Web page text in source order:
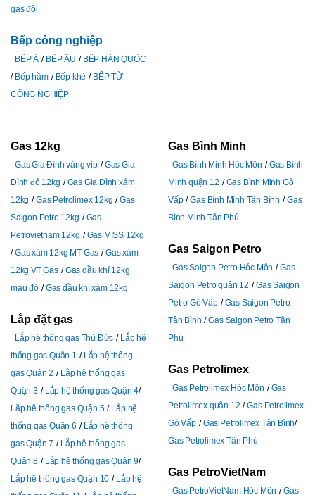
gas đôi
Bếp công nghiệp
BẾP Á BẾP ÂU
BẾP HÀN QUỐC
Bếp hầm
Bếp khè
BẾP TỪ
CÔNG NGHIỆP
Gas 12kg
Gas Gia Đình vàng vip
Gas Gia
Đình đỏ 12kg
Gas Gia Đình xám
12kg
Gas Petrolimex 12kg
Gas
Saigon Petro 12kg
Gas
Petrovietnam 12kg
Gas MISS 12kg
Gas xám 12kg MT Gas
Gas xám
12kg VT Gas
Gas dầu khí 12kg
màu đỏ
Gas dầu khí xám 12kg
Lắp đặt gas
Lắp hệ thống gas Thủ Đức
Lắp hệ
thống gas Quận 1
Lắp hệ thống
gas Quận 2
Lắp hệ thống gas
Quận 3
Lắp hệ thống gas Quận 4
Lắp hệ thống gas Quận 5
Lắp hệ
thống gas Quận 6
Lắp hệ thống
gas Quận 7
Lắp hệ thống gas
Quận 8
Lắp hệ thống gas Quận 9
Lắp hệ thống gas Quận 10
Lắp hệ
Gas Bình Minh
Gas Bình Minh Hóc Môn
Gas Bình
Minh quận 12
Gas Bình Minh Gò
Vấp
Gas Bình Minh Tân Bình
Gas
Bình Minh Tân Phú
Gas Saigon Petro
Gas Saigon Petro Hóc Môn
Gas
Saigon Petro quận 12
Gas Saigon
Petro Gò Vấp
Gas Saigon Petro
Tân Bình
Gas Saigon Petro Tân
Phú
Gas Petrolimex
Gas Petrolimex Hóc Môn
Gas
Petrolimex quận 12
Gas Petrolimex
Gò Vấp
Gas Petrolimex Tân Bình
Gas Petrolimex Tân Phú
Gas PetroVietNam
Gas PetroVietNam Hóc Môn Gas